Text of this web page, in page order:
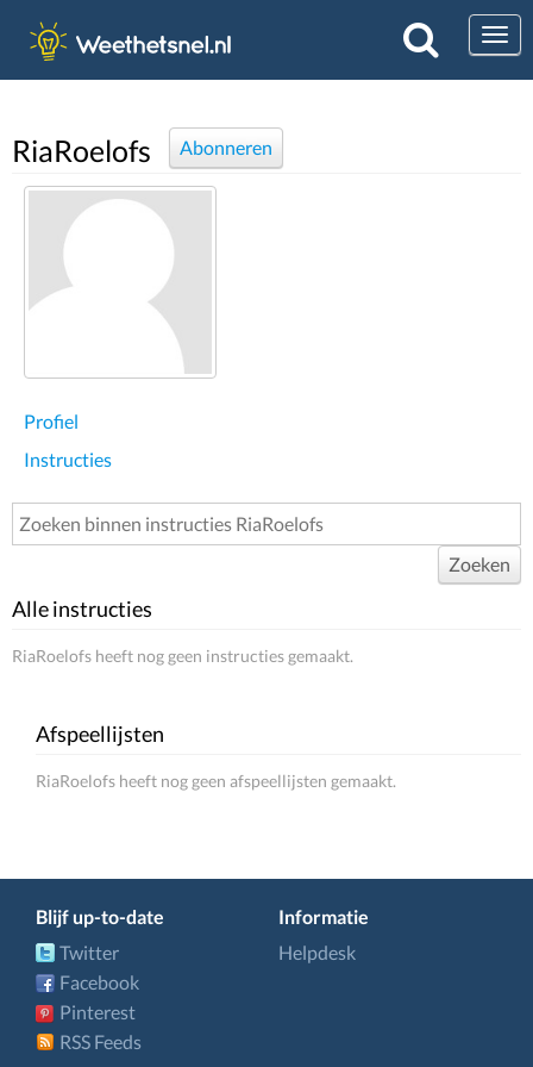
RiaRoelofs Abonneren
Profiel
Instructies
Zoeken
Alle instructies
RiaRoelofs heeft nog geen instructies gemaakt.
Afspeellijsten
RiaRoelofs heeft nog geen afspeellijsten gemaakt.
Blijf up-to-date
Twitter
Facebook
Pinterest
RSS Feeds
Informatie
Helpdesk